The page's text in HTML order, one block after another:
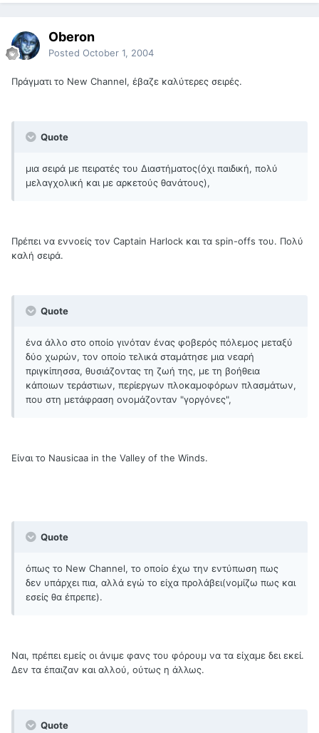
Oberon
Posted October 1, 2004
Πράγματι το New Channel, έβαζε καλύτερες σειρές.
Quote
μια σειρά με πειρατές του Διαστήματος(όχι παιδική, πολύ
μελαγχολική και με αρκετούς θανάτους),
Πρέπει να εννοείς τον Captain Harlock και τα spin-offs του. Πολύ
καλή σειρά.
Quote
ένα άλλο στο οποίο γινόταν ένας φοβερός πόλεμος μεταξύ
δύο χωρών, τον οποίο τελικά σταμάτησε μια νεαρή
πριγκίπησσα, θυσιάζοντας τη ζωή της, με τη βοήθεια
κάποιων τεράστιων, περίεργων πλοκαμοφόρων πλασμάτων,
που στη μετάφραση ονομάζονταν "γοργόνες",
Είναι το Nausicaa in the Valley of the Winds.
Quote
όπως το New Channel, το οποίο έχω την εντύπωση πως
δεν υπάρχει πια, αλλά εγώ το είχα προλάβει(νομίζω πως και
εσείς θα έπρεπε).
Nαι, πρέπει εμείς οι άνιμε φανς του φόρουμ να τα είχαμε δει εκεί.
Δεν τα έπαιζαν και αλλού, ούτως η άλλως.
Quote